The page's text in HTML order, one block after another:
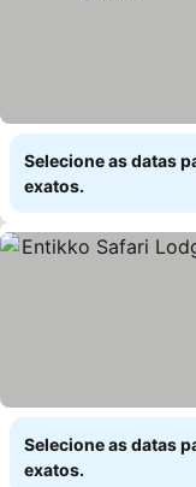
Selecione as datas
exatos.
Selecione as datas
exatos.